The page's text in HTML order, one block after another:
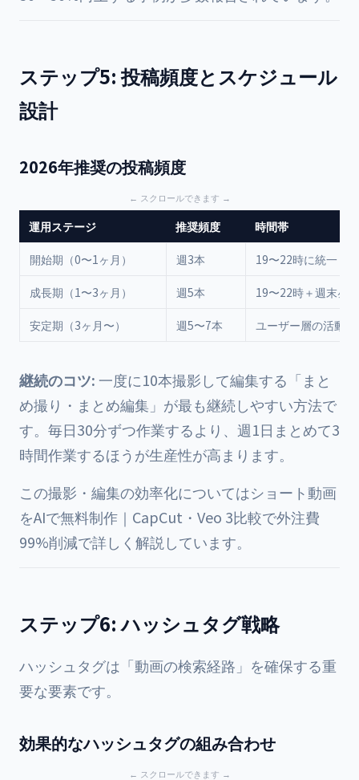
ステップ5: 投稿頻度とスケジュール
設計
2026年推奨の投稿頻度
運用ステージ 推奨頻度 時間帯
開始期（0〜1ヶ月） 週3本 19〜22時に統一
成長期（1〜3ヶ月） 週5本 19〜22時＋週末昼
安定期（3ヶ月〜） 週5〜7本 ユーザー層の活動
継続のコツ: 一度に10本撮影して編集する「まと
め撮り・まとめ編集」が最も継続しやすい方法で
す。毎日30分ずつ作業するより、週1日まとめて3
時間作業するほうが生産性が高まります。
この撮影・編集の効率化についてはショート動画
をAIで無料制作｜CapCut・Veo 3比較で外注費
99%削減で詳しく解説しています。
ステップ6: ハッシュタグ戦略
ハッシュタグは「動画の検索経路」を確保する重
要な要素です。
効果的なハッシュタグの組み合わせ